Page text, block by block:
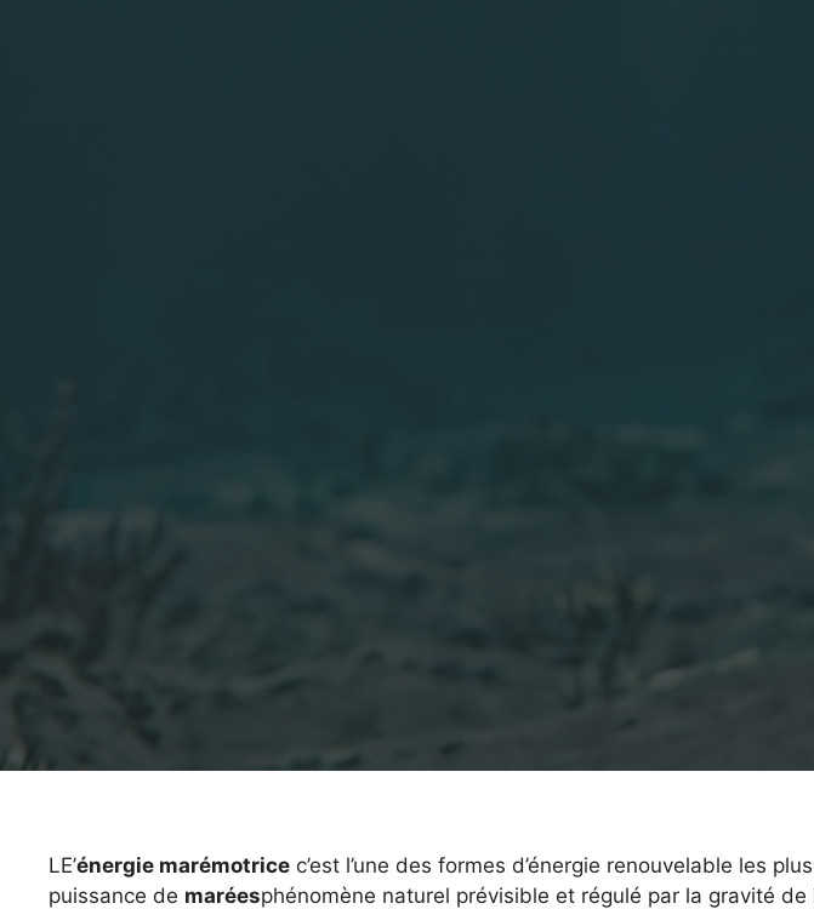
LE’énergie marémotrice c’est l’une des formes d’énergie renouvelable les
puissance de maréesphénomène naturel prévisible et régulé par la gravité